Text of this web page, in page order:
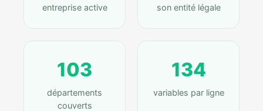
entreprise active
son entité légale
103
départements
couverts
134
variables par ligne